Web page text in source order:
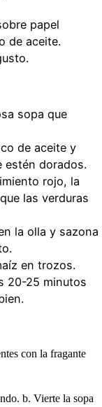
papel
de aceite.
sopa que
de aceite y
estén dorados.
rojo, la
las verduras
la olla y sazona
en trozos.
20-25 minutos
con la fragante
b. Vierte la sopa